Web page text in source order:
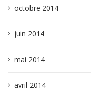
octobre 2014
juin 2014
mai 2014
avril 2014